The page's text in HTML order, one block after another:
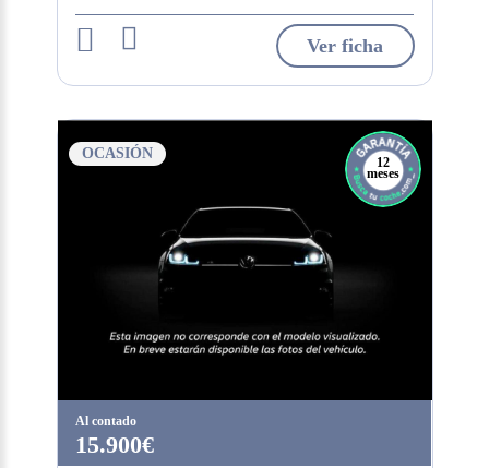
Ver ficha
OCASIÓN
12
meses
Al contado
15.900€